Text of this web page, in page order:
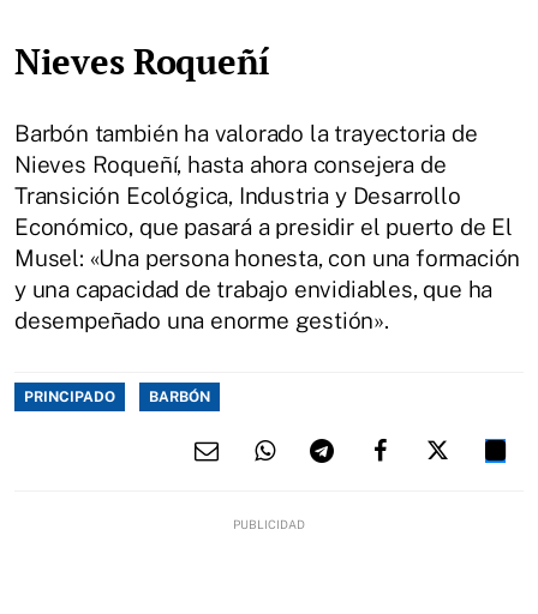
Nieves Roqueñí
Barbón también ha valorado la trayectoria de
Nieves Roqueñí, hasta ahora consejera de
Transición Ecológica, Industria y Desarrollo
Económico, que pasará a presidir el puerto de El
Musel: «Una persona honesta, con una formación
y una capacidad de trabajo envidiables, que ha
desempeñado una enorme gestión».
PRINCIPADO BARBÓN